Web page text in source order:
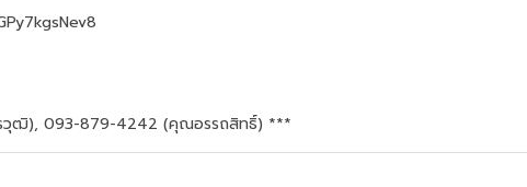
วุฒิ), 093-879-4242 (คุณอรรถสิทธิ์) ***